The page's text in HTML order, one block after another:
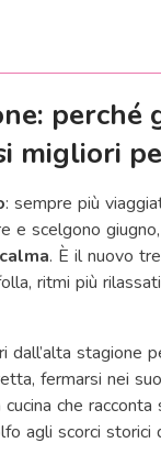
perché
migliori
: sempre più
e scelgono
. È il nuovo
ritmi più
dall’alta stagione
fermarsi nei
che
agli scorci